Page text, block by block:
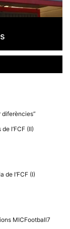
diferències”
l’FCF (II)
de l’FCF (I)
MICFootball7